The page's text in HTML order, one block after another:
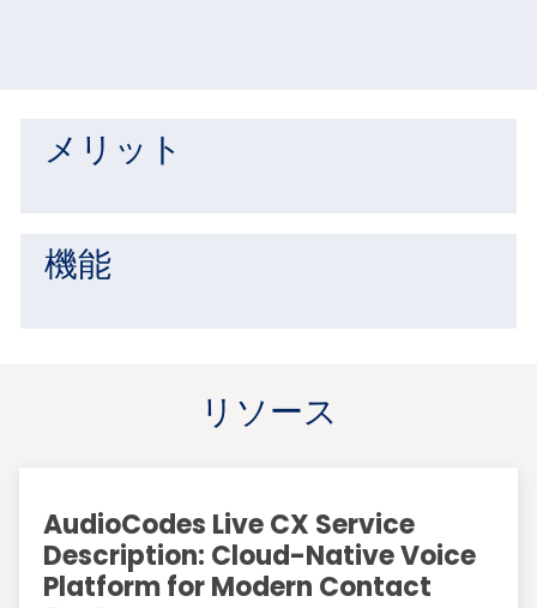
メリット
機能
リソース
AudioCodes Live CX Service
Description: Cloud-Native Voice
Platform for Modern Contact